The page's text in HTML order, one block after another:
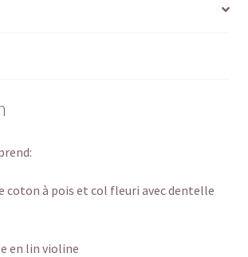
coton à pois et col fleuri avec dentelle
en lin violine